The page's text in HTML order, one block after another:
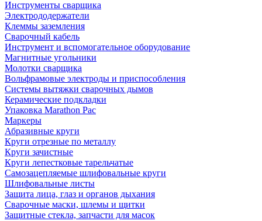
Инструменты сварщика
Электрододержатели
Клеммы заземления
Сварочный кабель
Инструмент и вспомогательное оборудование
Магнитные угольники
Молотки сварщика
Вольфрамовые электроды и приспособления
Системы вытяжки сварочных дымов
Керамические подкладки
Упаковка Marathon Pac
Маркеры
Абразивные круги
Круги отрезные по металлу
Круги зачистные
Круги лепестковые тарельчатые
Самозацепляемые шлифовальные круги
Шлифовальные листы
Защита лица, глаз и органов дыхания
Сварочные маски, шлемы и щитки
Защитные стекла, запчасти для масок